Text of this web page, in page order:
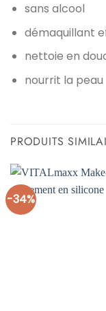
sans alcool
démaquillant
nettoie en
nourrit la peau
PRODUITS
-34%